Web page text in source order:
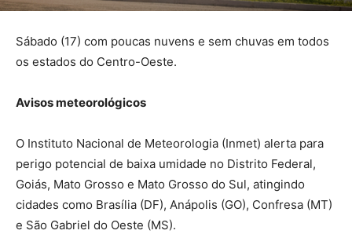
Sábado (17) com poucas nuvens e sem chuvas em todos
os estados do Centro-Oeste.
Avisos meteorológicos
O Instituto Nacional de Meteorologia (Inmet) alerta para
perigo potencial de baixa umidade no Distrito Federal,
Goiás, Mato Grosso e Mato Grosso do Sul, atingindo
cidades como Brasília (DF), Anápolis (GO), Confresa (MT)
e São Gabriel do Oeste (MS).